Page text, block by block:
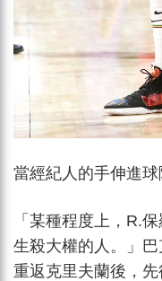
當經紀人的手伸進球
「某種程度上，R.
生殺大權的人。」
重返克里夫蘭後，